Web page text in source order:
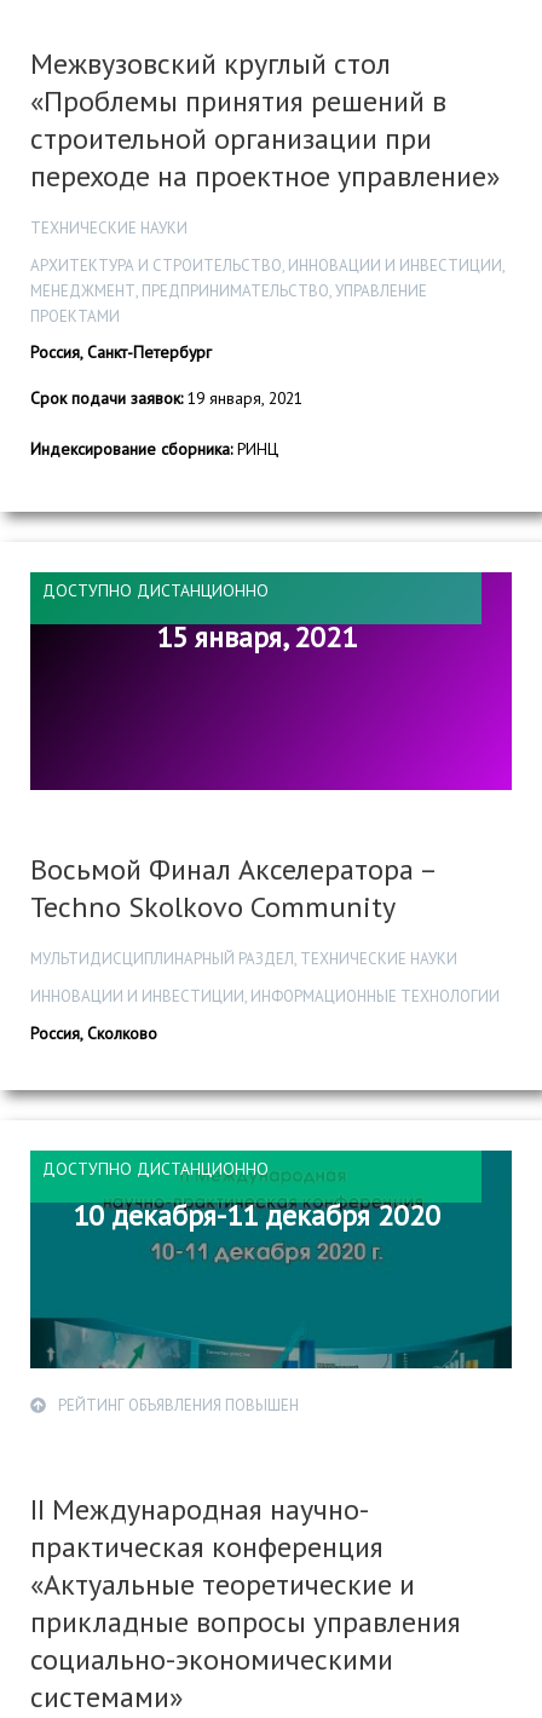
Межвузовский круглый стол
«Проблемы принятия решений в
строительной организации при
переходе на проектное управление»
ТЕХНИЧЕСКИЕ НАУКИ
АРХИТЕКТУРА И СТРОИТЕЛЬСТВО, ИННОВАЦИИ И ИНВЕСТИЦИИ,
МЕНЕДЖМЕНТ, ПРЕДПРИНИМАТЕЛЬСТВО, УПРАВЛЕНИЕ
ПРОЕКТАМИ
Россия, Санкт-Петербург
Срок подачи заявок:19 января, 2021
Индексирование сборника:РИНЦ
ДОСТУПНО ДИСТАНЦИОННО
15 января, 2021
Восьмой Финал Акселератора –
Techno Skolkovo Community
МУЛЬТИДИСЦИПЛИНАРНЫЙ РАЗДЕЛ, ТЕХНИЧЕСКИЕ НАУКИ
ИННОВАЦИИ И ИНВЕСТИЦИИ, ИНФОРМАЦИОННЫЕ ТЕХНОЛОГИИ
Россия, Сколково
ДОСТУПНО ДИСТАНЦИОННО
10 декабря-11 декабря 2020
РЕЙТИНГ ОБЪЯВЛЕНИЯ ПОВЫШЕН
II Международная научно-
практическая конференция
«Актуальные теоретические и
прикладные вопросы управления
социально-экономическими
системами»